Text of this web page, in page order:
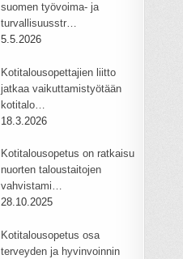
suomen työvoima- ja
turvallisuusstr…
5.5.2026
Kotitalousopettajien liitto
jatkaa vaikuttamistyötään
kotitalo…
18.3.2026
Kotitalousopetus on ratkaisu
nuorten taloustaitojen
vahvistami…
28.10.2025
Kotitalousopetus osa
terveyden ja hyvinvoinnin